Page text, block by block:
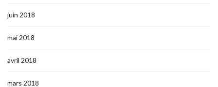
juin 2018
mai 2018
avril 2018
mars 2018